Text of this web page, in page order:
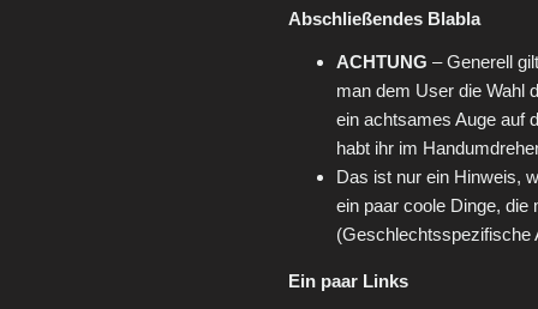
Abschließendes Blabla
ACHTUNG – Generell
man dem User die Wahl
ein achtsames Auge auf
habt ihr im
Das ist nur ein Hinweis,
ein paar coole Dinge, die
Ein paar Links